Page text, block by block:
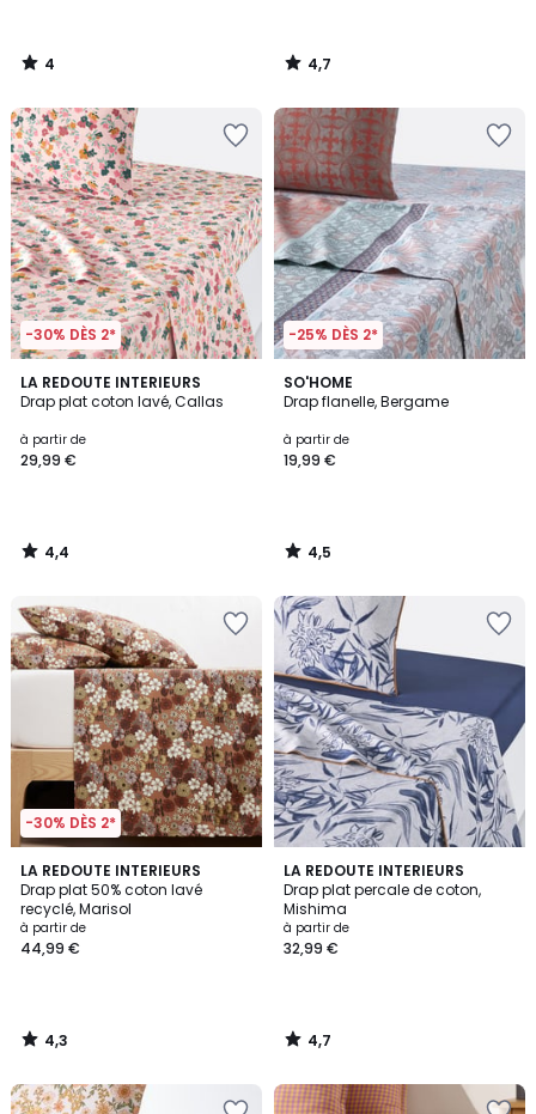
4
/
4,7
/
-30% DÈS 2*
LA REDOUTE INTERIEURS
Drap plat coton lavé, Callas
à partir de
29,99 €
4,4
/ 5
4,4
/
-25% DÈS 2*
SO'HOME
Drap flanelle, Bergame
à partir de
19,99 €
4,5
/ 5
4,5
/
-30% DÈS 2*
LA REDOUTE INTERIEURS
Drap plat 50% coton lavé
recyclé, Marisol
à partir de
44,99 €
4,3
/ 5
4,3
/
LA REDOUTE INTERIEURS
Drap plat percale de coton,
Mishima
à partir de
32,99 €
4,7
/ 5
4,7
/